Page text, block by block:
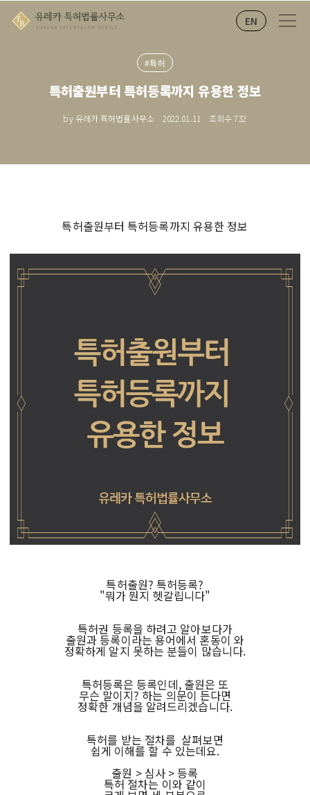
EN
#특허
특허출원부터 특허등록까지 유용한 정보
by 유레카 특허법률사무소 2022.01.11 조회수732
특허출원부터 특허등록까지 유용한 정보
특허출원? 특허등록?
"뭐가 뭔지 헷갈립니다"
특허권 등록을 하려고 알아보다가
출원과 등록이라는 용어에서 혼동이 와
정확하게 알지 못하는 분들이 많습니다.
특허등록은 등록인데, 출원은 또
무슨 말이지? 하는 의문이 든다면
정확한 개념을 알려드리겠습니다.
특허를 받는 절차를 살펴보면
쉽게 이해를 할 수 있는데요.
출원 > 심사 > 등록
특허 절차는 이와 같이